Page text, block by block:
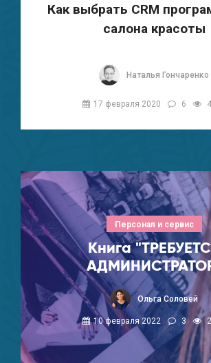
Как выбрать CRM
салона красоты
Наталья Гончаренко
17 февраля 2020 6
Персонал и сервис
Книга
Ольга Соловей
10 февраля 2022 3